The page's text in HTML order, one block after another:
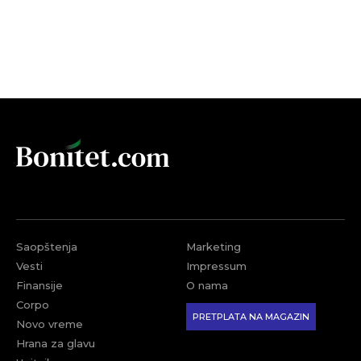
Saopštenja
Vesti
Finansije
Corpo
Novo vreme
Hrana za glavu
Marketing
Impressum
O nama
PRETPLATA NA MAGAZIN